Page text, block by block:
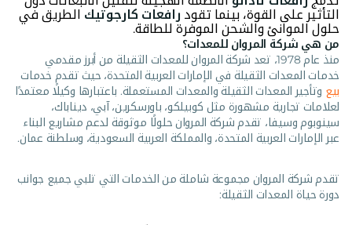
التأثير على القوة، بينما تقود رافعات كارجوتيك الطريق في
حلول الموانئ والشحن الموفرة للطاقة.
من هي شركة المروان للمعدات؟
منذ عام 1978، تعد شركة المروان للمعدات الثقيلة من أبرز مقدمي
خدمات المعدات الثقيلة في الإمارات العربية المتحدة، حيث تقدم خدمات
بيع وتأجير المعدات الثقيلة والمعدات المستعملة. باعتبارها وكيلًا معتمدًا
لعلامات تجارية مشهورة مثل كوبيلكو، باورسكرين، آبي، ديناباك،
سينوبوم وسيفا، تقدم شركة المروان حلولًا موثوقة لدعم مشاريع البناء
عبر الإمارات العربية المتحدة، والمملكة العربية السعودية، وسلطنة عمان.
تقدم شركة المروان مجموعة شاملة من الخدمات التي تلبي جميع جوانب
دورة حياة المعدات الثقيلة: